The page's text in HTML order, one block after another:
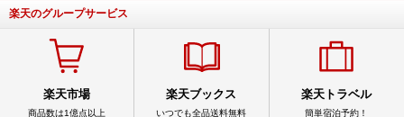
楽天のグループサービス
楽天市場
商品数は1億点以上
楽天ブックス
いつでも全品送料無料
楽天トラベル
簡単宿泊予約！